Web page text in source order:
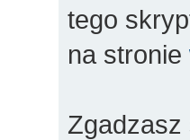
tego
na stronie
Zgadzasz